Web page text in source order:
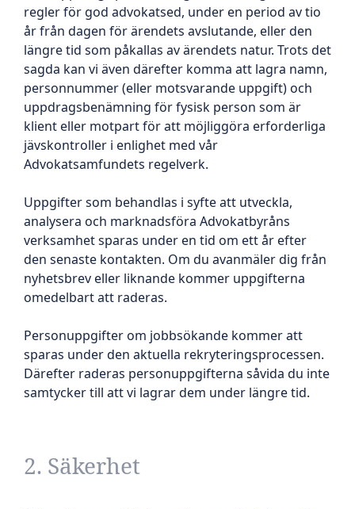
regler för god advokatsed, under en period av tio
år från dagen för ärendets avslutande, eller den
längre tid som påkallas av ärendets natur. Trots det
sagda kan vi även därefter komma att lagra namn,
personnummer (eller motsvarande uppgift) och
uppdragsbenämning för fysisk person som är
klient eller motpart för att möjliggöra erforderliga
jävskontroller i enlighet med vår
Advokatsamfundets regelverk.
Uppgifter som behandlas i syfte att utveckla,
analysera och marknadsföra Advokatbyråns
verksamhet sparas under en tid om ett år efter
den senaste kontakten. Om du avanmäler dig från
nyhetsbrev eller liknande kommer uppgifterna
omedelbart att raderas.
Personuppgifter om jobbsökande kommer att
sparas under den aktuella rekryteringsprocessen.
Därefter raderas personuppgifterna såvida du inte
samtycker till att vi lagrar dem under längre tid.
2. Säkerhet